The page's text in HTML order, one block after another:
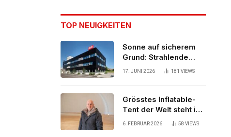
TOP NEUIGKEITEN
Sonne auf sicherem
Grund: Strahlende
Aussichten für neues
17. JUNI 2026 181 VIEWS
Grösstes Inflatable-
Tent der Welt steht in
der Schweiz
6. FEBRUAR 2026 58 VIEWS